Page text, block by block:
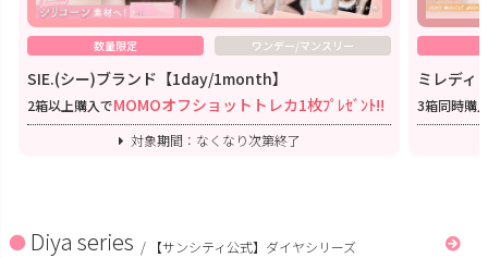
数量限定 ワンデー/マンスリー
SIE.(シー)ブランド【1day/1month】
2箱以上購入でMOMOオフショットトレカ1枚ﾌﾟﾚｾﾞﾝﾄ!!
対象期間：なくなり次第終了
ミレディ
3箱同時購
Diya series / 【サンシティ公式】ダイヤシリーズ